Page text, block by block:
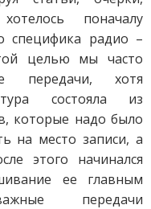
поначалу
специфика радио –
целью мы часто
передачи, хотя
состояла из
которые надо было
на место записи, а
этого начинался
ее главным
передачи